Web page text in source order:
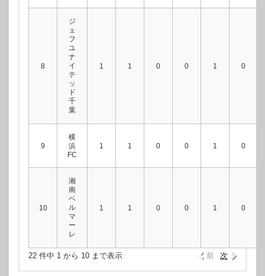
8
ジ
ェ
フ
ユ
ナ
イ
テ
ッ
ド
千
葉
1 1 0 0 1 0
9
横
浜
FC
1 1 0 0 1 0
10
湘
南
ベ
ル
マ
ー
レ
1 1 0 0 1 0
22 件中 1 から 10 まで表示 前 次